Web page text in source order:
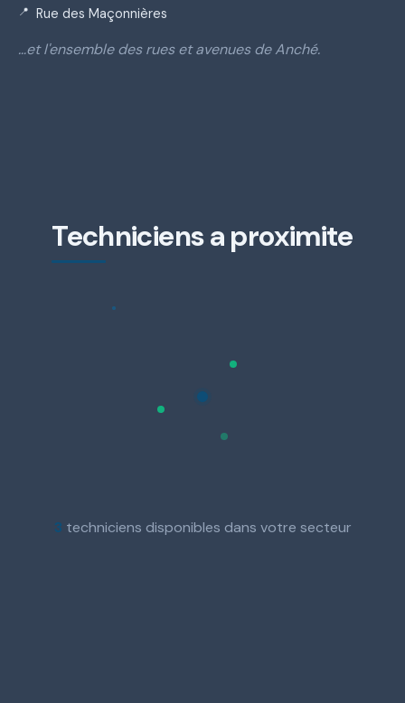
Rue des Maçonnières
…et l'ensemble des rues et avenues de Anché.
Techniciens a proximite
3 techniciens disponibles dans votre secteur